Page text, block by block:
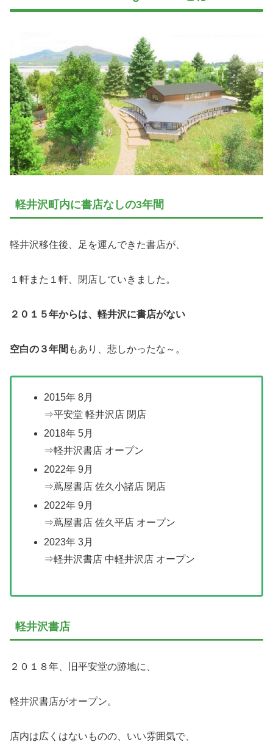
軽井沢町内に書店なしの3年間
軽井沢移住後、足を運んできた書店が、
１軒また１軒、閉店していきました。
２０１５年からは、軽井沢に書店がない
空白の３年間 もあり、悲しかったな～。
2015年 8月
⇒平安堂 軽井沢店 閉店
2018年 5月
⇒軽井沢書店 オープン
2022年 9月
⇒蔦屋書店 佐久小諸店 閉店
2022年 9月
⇒蔦屋書店 佐久平店 オープン
2023年 3月
⇒軽井沢書店 中軽井沢店 オープン
軽井沢書店
２０１８年、旧平安堂の跡地に、
軽井沢書店がオープン。
店内は広くはないものの、いい雰囲気で、